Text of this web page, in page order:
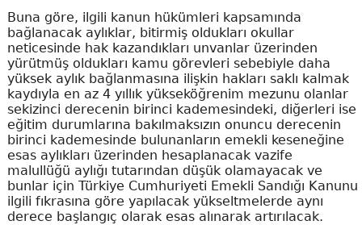
Buna göre, ilgili kanun hükümleri kapsamında
bağlanacak aylıklar, bitirmiş oldukları okullar
neticesinde hak kazandıkları unvanlar üzerinden
yürütmüş oldukları kamu görevleri sebebiyle daha
yüksek aylık bağlanmasına ilişkin hakları saklı kalmak
kaydıyla en az 4 yıllık yükseköğrenim mezunu olanlar
sekizinci derecenin birinci kademesindeki, diğerleri ise
eğitim durumlarına bakılmaksızın onuncu derecenin
birinci kademesinde bulunanların emekli keseneğine
esas aylıkları üzerinden hesaplanacak vazife
malullüğü aylığı tutarından düşük olamayacak ve
bunlar için Türkiye Cumhuriyeti Emekli Sandığı Kanunu
ilgili fıkrasına göre yapılacak yükseltmelerde aynı
derece başlangıç olarak esas alınarak artırılacak.